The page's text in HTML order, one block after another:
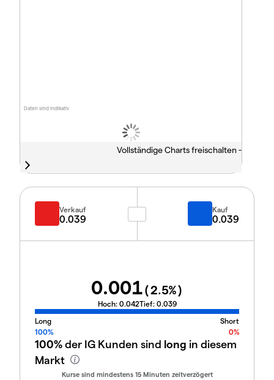
Daten sind indikativ
Vollständige Charts freischalten -
Verkauf
0.039
Kauf
0.039
0.001(2.5%)
Hoch: 0.042Tief: 0.039
Long
Short
100%
0%
100%der IG Kunden sind long in diesem
Markt
Kurse sind mindestens 15 Minuten zeitverzögert